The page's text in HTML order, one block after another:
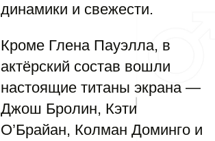
динамики и свежести.
Кроме Глена Пауэлла, в
актёрский состав вошли
настоящие титаны экрана —
Джош Бролин, Кэти
О’Брайан, Колман Доминго и